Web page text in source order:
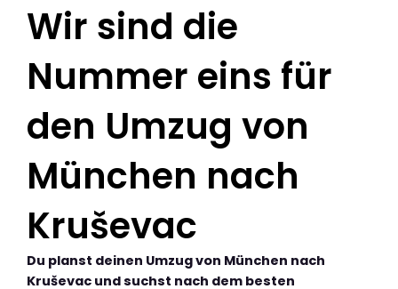
Wir sind die
Nummer eins für
den Umzug von
München nach
Kruševac
Du planst deinen Umzug von München nach
Kruševac und suchst nach dem besten